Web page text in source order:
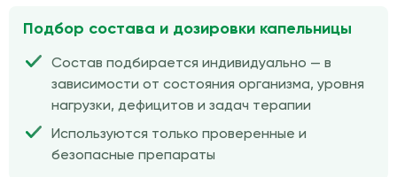
Подбор состава и дозировки капельницы
Состав подбирается индивидуально — в
зависимости от состояния организма, уровня
нагрузки, дефицитов и задач терапии
Используются только проверенные и
безопасные препараты